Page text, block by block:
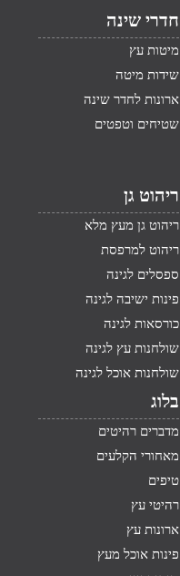
חדרי שינה
מיטות עץ
שידות מיטה
ארונות לחדר שינה
שטיחים וטפטים
ריהוט גן
ריהוט גן מעץ מלא
ריהוט למרפסת
ספסלים לגינה
פינות ישיבה לגינה
כורסאות לגינה
שולחנות עץ לגינה
שולחנות אוכל לגינה
בלוג
מדברים רהיטים
מאחורי הקלעים
טיפים
רהיטי עץ
ארונות עץ
פינות אוכל מעץ